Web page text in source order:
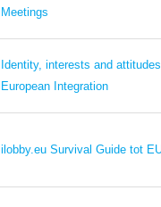
Meetings
Identity, interests and
European Integration
ilobby.eu Survival Guide tot